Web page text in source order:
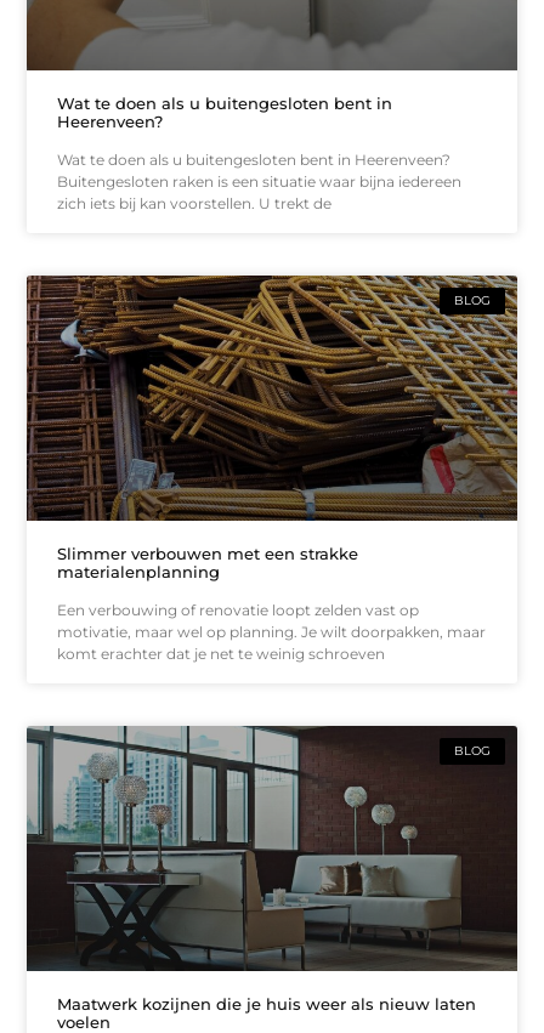
Wat te doen als u buitengesloten bent in
Heerenveen?
Wat te doen als u buitengesloten bent in Heerenveen?
Buitengesloten raken is een situatie waar bijna iedereen
zich iets bij kan voorstellen. U trekt de
BLOG
Slimmer verbouwen met een strakke
materialenplanning
Een verbouwing of renovatie loopt zelden vast op
motivatie, maar wel op planning. Je wilt doorpakken, maar
komt erachter dat je net te weinig schroeven
BLOG
Maatwerk kozijnen die je huis weer als nieuw laten
voelen